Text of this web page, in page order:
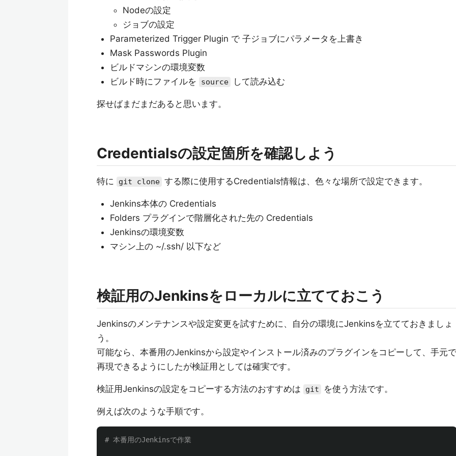
Nodeの設定
ジョブの設定
Parameterized Trigger Plugin で 子ジョブにパラメータを上書き
Mask Passwords Plugin
ビルドマシンの環境変数
ビルド時にファイルを
source して読み込む
探せばまだまだあると思います。
Credentialsの設定箇所を確認しよう
特に git clone する際に使用するCredentials情報は、色々な場所で設定できます。
Jenkins本体の Credentials
Folders プラグインで階層化された先の Credentials
Jenkinsの環境変数
マシン上の ~/.ssh/ 以下など
検証用のJenkinsをローカルに立てておこう
Jenkinsのメンテナンスや設定変更を試すために、自分の環境にJenkinsを立てておきましょ
う。
可能なら、本番用のJenkinsから設定やインストール済みのプラグインをコピーして、手元で
再現できるようにしたが検証用としては確実です。
検証用Jenkinsの設定をコピーする方法のおすすめは git を使う方法です。
例えば次のような手順です。
# 本番用のJenkinsで作業